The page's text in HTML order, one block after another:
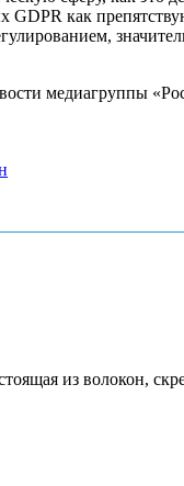
как
медиагруппы
из волокон,